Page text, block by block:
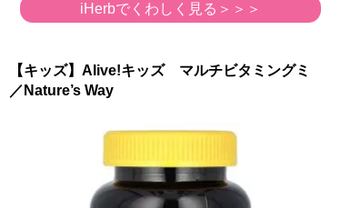
iHerbでくわしく見る＞＞＞
【キッズ】Alive!キッズ マルチビタミングミ
／Nature’s Way